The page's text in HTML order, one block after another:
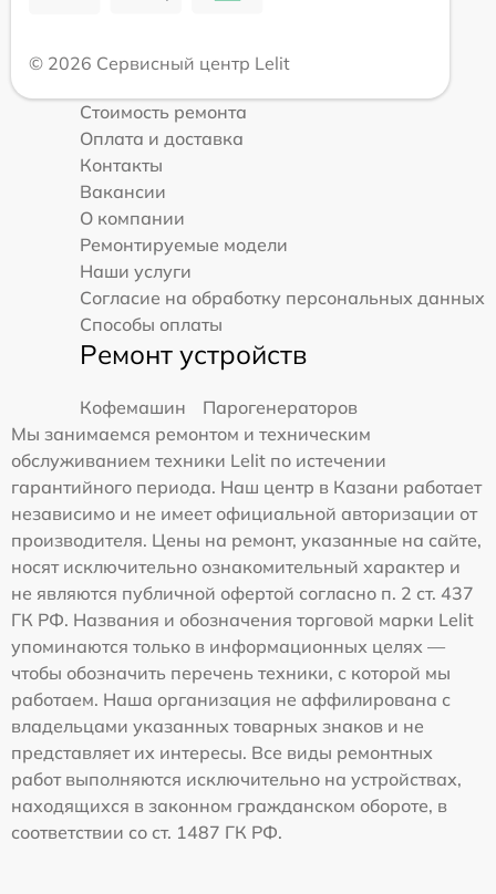
© 2026 Сервисный центр Lelit
Стоимость ремонта
Оплата и доставка
Контакты
Вакансии
О компании
Ремонтируемые модели
Наши услуги
Согласие на обработку персональных данных
Способы оплаты
Ремонт устройств
Кофемашин
Парогенераторов
Мы занимаемся ремонтом и техническим
обслуживанием техники Lelit по истечении
гарантийного периода. Наш центр в Казани работает
независимо и не имеет официальной авторизации от
производителя. Цены на ремонт, указанные на сайте,
носят исключительно ознакомительный характер и
не являются публичной офертой согласно п. 2 ст. 437
ГК РФ. Названия и обозначения торговой марки Lelit
упоминаются только в информационных целях —
чтобы обозначить перечень техники, с которой мы
работаем. Наша организация не аффилирована с
владельцами указанных товарных знаков и не
представляет их интересы. Все виды ремонтных
работ выполняются исключительно на устройствах,
находящихся в законном гражданском обороте, в
соответствии со ст. 1487 ГК РФ.